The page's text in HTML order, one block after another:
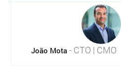
João Mota- CTO | CMO